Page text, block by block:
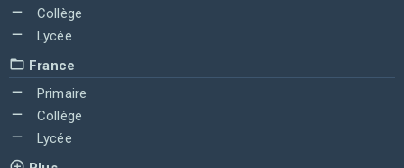
Collège
Lycée
France
Primaire
Collège
Lycée